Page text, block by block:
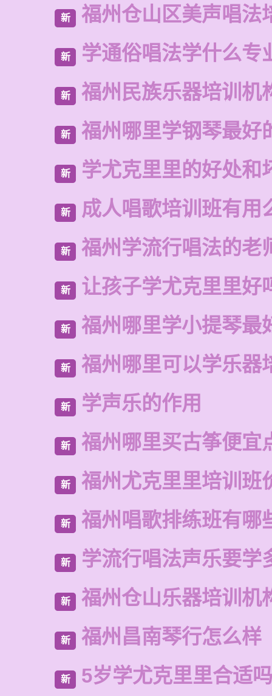
新 福州仓山区美声唱法
新 学通俗唱法学什么专
新 福州民族乐器培训机
新 福州哪里学钢琴最好
新 学尤克里里的好处和
新 成人唱歌培训班有用
新 福州学流行唱法的老
新 让孩子学尤克里里好
新 福州哪里学小提琴最
新 福州哪里可以学乐器
新 学声乐的作用
新 福州哪里买古筝便宜
新 福州尤克里里培训班
新 福州唱歌排练班有哪
新 学流行唱法声乐要学
新 福州仓山乐器培训机
新 福州昌南琴行怎么样
新 5岁学尤克里里合适